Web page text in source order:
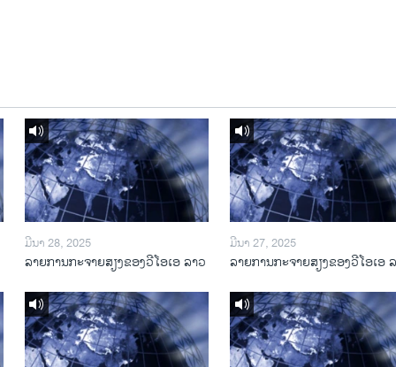
ມີນາ 28, 2025
ລາຍການກະຈາຍສຽງຂອງວີໂອເອ ລາວ
ມີນາ 27, 2025
ລາຍການກະຈາຍສຽງຂອງວີໂອເອ